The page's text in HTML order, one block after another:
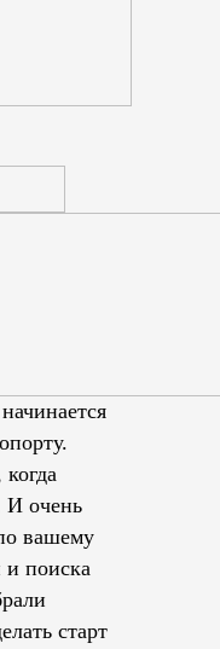
И очень
вашему
и поиска
старт